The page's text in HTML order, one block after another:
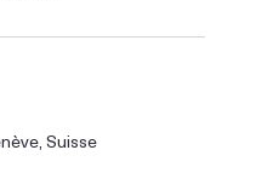
Suisse